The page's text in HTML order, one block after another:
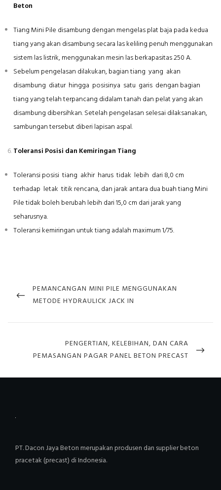
Beton
Tiang Mini Pile disambung dengan mengelas plat baja pada kedua
tiang yang akan disambung secara las keliling penuh menggunakan
sistem las listrik, menggunakan mesin las berkapasitas 250 A.
Sebelum pengelasan dilakukan, bagian tiang yang akan
disambung diatur hingga posisinya satu garis dengan bagian
tiang yang telah terpancang didalam tanah dan pelat yang akan
disambung dibersihkan. Setelah pengelasan selesai dilaksanakan,
sambungan tersebut diberi lapisan aspal.
Toleransi Posisi dan Kemiringan Tiang
Toleransi posisi tiang akhir harus tidak lebih dari 8,0 cm
terhadap letak titik rencana, dan jarak antara dua buah tiang Mini
Pile tidak boleh berubah lebih dari 15,0 cm dari jarak yang
seharusnya.
Toleransi kemiringan untuk tiang adalah maximum 1/75.
navigation
PREVIOUS
POST
PEMANCANGAN MINI PILE MENGGUNAKAN
METODE HYDRAULICK JACK IN
NEXT
POST
PENGERTIAN, KELEBIHAN, DAN CARA
PEMASANGAN PAGAR PANEL BETON PRECAST